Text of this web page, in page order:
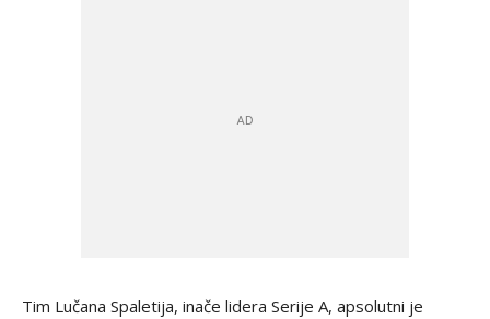
Tim Lučana Spaletija, inače lidera Serije A, apsolutni je